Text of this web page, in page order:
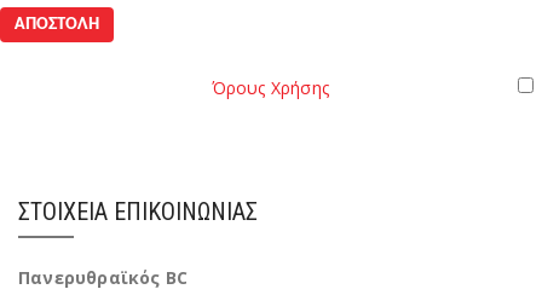
Όρους Χρήσης
ΣΤΟΙΧΕΊΑ ΕΠΙΚΟΙΝΩΝΊΑΣ
Πανερυθραϊκός BC